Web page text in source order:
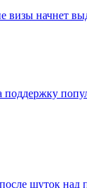
визы начнет
поддержку
шуток над